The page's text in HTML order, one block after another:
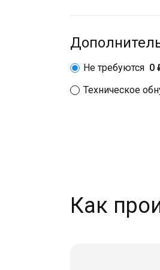
Не требуются 0
Техническое
Как